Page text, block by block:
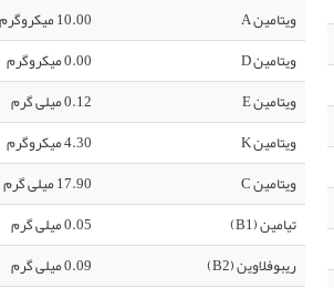
ویتامین A
10.00 میکروگرم
ویتامین D
0.00 میکروگرم
ویتامین E
0.12 میلی گرم
ویتامین K
4.30 میکروگرم
ویتامین C
17.90 میلی گرم
تیامین (B1)
0.05 میلی گرم
ریبوفلاوین (B2)
0.09 میلی گرم